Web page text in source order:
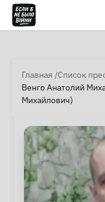
Главная Список
Венго Анатолий
Михайлович)